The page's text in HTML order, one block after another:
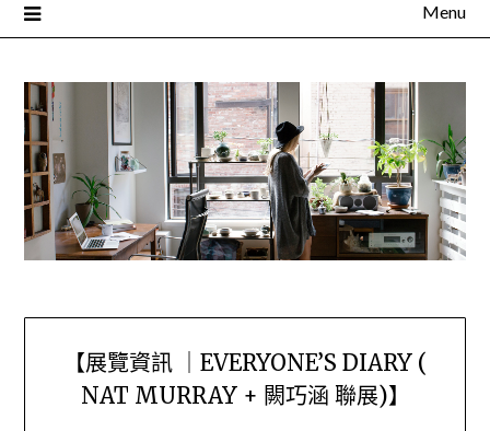
Menu
【展覽資訊 ｜EVERYONE’S DIARY (
NAT MURRAY + 闕巧涵 聯展)】